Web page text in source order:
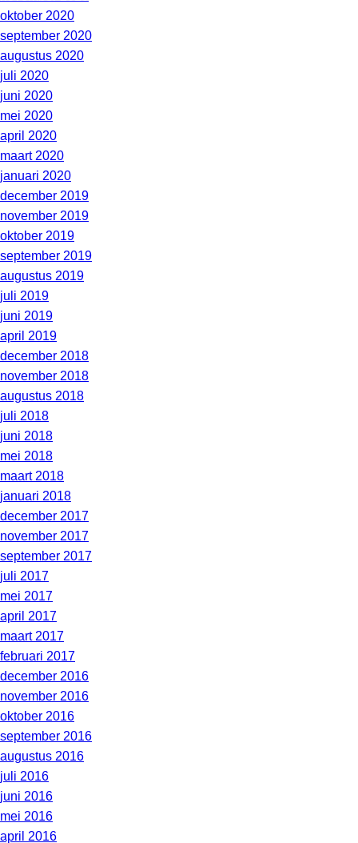
oktober 2020
september 2020
augustus 2020
juli 2020
juni 2020
mei 2020
april 2020
maart 2020
januari 2020
december 2019
november 2019
oktober 2019
september 2019
augustus 2019
juli 2019
juni 2019
april 2019
december 2018
november 2018
augustus 2018
juli 2018
juni 2018
mei 2018
maart 2018
januari 2018
december 2017
november 2017
september 2017
juli 2017
mei 2017
april 2017
maart 2017
februari 2017
december 2016
november 2016
oktober 2016
september 2016
augustus 2016
juli 2016
juni 2016
mei 2016
april 2016